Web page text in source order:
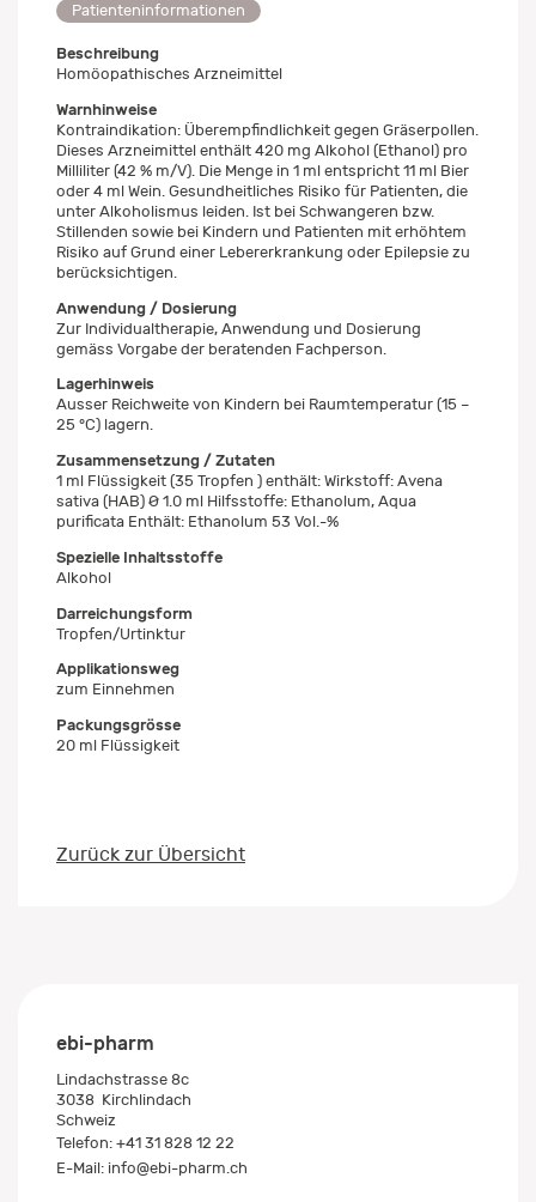
Patienteninformationen
Beschreibung
Homöopathisches Arzneimittel
Warnhinweise
Kontraindikation: Überempfindlichkeit gegen Gräserpollen.
Dieses Arzneimittel enthält 420 mg Alkohol (Ethanol) pro
Milliliter (42 % m/V). Die Menge in 1 ml entspricht 11 ml Bier
oder 4 ml Wein. Gesundheitliches Risiko für Patienten, die
unter Alkoholismus leiden. Ist bei Schwangeren bzw.
Stillenden sowie bei Kindern und Patienten mit erhöhtem
Risiko auf Grund einer Lebererkrankung oder Epilepsie zu
berücksichtigen.
Anwendung / Dosierung
Zur Individualtherapie, Anwendung und Dosierung
gemäss Vorgabe der beratenden Fachperson.
Lagerhinweis
Ausser Reichweite von Kindern bei Raumtemperatur (15 –
25 °C) lagern.
Zusammensetzung / Zutaten
1 ml Flüssigkeit (35 Tropfen ) enthält: Wirkstoff: Avena
sativa (HAB) Ø 1.0 ml Hilfsstoffe: Ethanolum, Aqua
purificata Enthält: Ethanolum 53 Vol.-%
Spezielle Inhaltsstoffe
Alkohol
Darreichungsform
Tropfen/Urtinktur
Applikationsweg
zum Einnehmen
Packungsgrösse
20 ml Flüssigkeit
Zurück zur Übersicht
ebi-pharm
Lindachstrasse 8c
3038 Kirchlindach
Schweiz
Telefon: +41 31 828 12 22
E-Mail: info@ebi-pharm.ch